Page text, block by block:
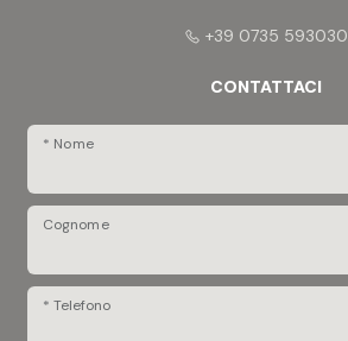
+39 0735 593030
CONTATTACI
* Nome
Cognome
* Telefono